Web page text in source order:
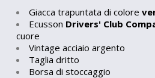
Giacca trapuntata di colore
Ecusson Drivers' Club
cuore
Vintage acciaio argento
Taglia dritto
Borsa di stoccaggio